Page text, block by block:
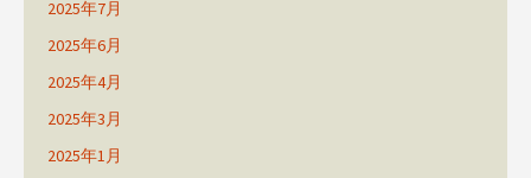
2025年7月
2025年6月
2025年4月
2025年3月
2025年1月